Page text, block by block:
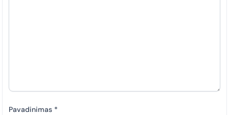
Pavadinimas *